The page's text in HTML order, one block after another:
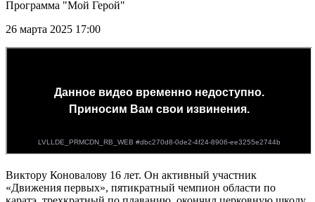
Программа "Мой Герой"
26 марта 2025 17:00
Виктору Коновалову 16 лет. Он активный участник
«Движения первых», пятикратный чемпион области по